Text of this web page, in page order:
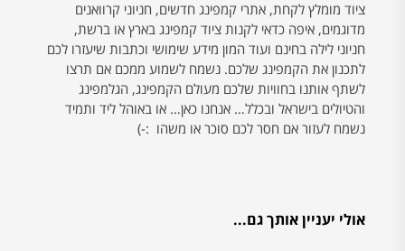
ציוד מומלץ לקחת, אתרי קמפינג חדשים, חניוני קרוואנים
מדוגמים, איפה כדאי לקנות ציוד קמפינג בארץ או ברשת,
חניוני לילה בחינם ועוד המון מידע שימושי וכתבות שיעזרו לכם
לתכנון את הקמפינג שלכם. נשמח לשמוע ממכם אם תרצו
לשתף אותנו בחוויות שלכם מעולם הקמפינג, הגלמפינג
והטיולים בישראל ובכלל… אנחנו כאן… או באוהל ליד ותמיד
נשמח לעזור אם חסר לכם סוכר או משהו :-)
אולי יעניין אותך גם...